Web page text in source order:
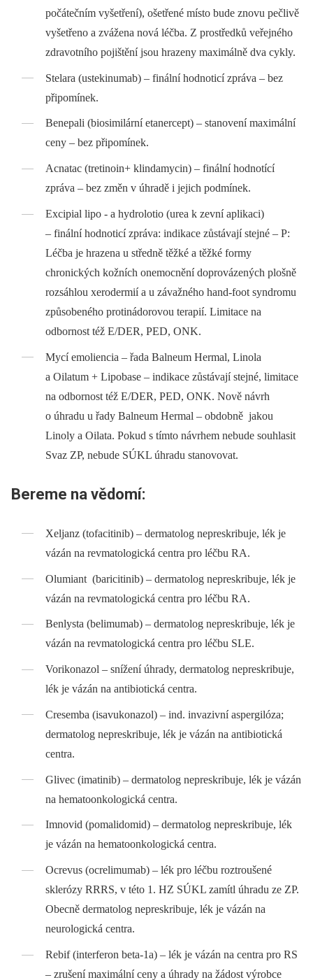
počátečním vyšetření), ošetřené místo bude znovu pečlivě
vyšetřeno a zvážena nová léčba. Z prostředků veřejného
zdravotního pojištění jsou hrazeny maximálně dva cykly.
Stelara (ustekinumab) –⁠ finální hodnoticí zpráva –⁠ bez
připomínek.
Benepali (biosimilární etanercept) –⁠ stanovení maximální
ceny –⁠ bez připomínek.
Acnatac (tretinoin+ klindamycin) –⁠ finální hodnotící
zpráva –⁠ bez změn v úhradě i jejich podmínek.
Excipial lipo -⁠ a hydrolotio (urea k zevní aplikaci)
–⁠ finální hodnoticí zpráva: indikace zůstávají stejné –⁠ P:
Léčba je hrazena u středně těžké a těžké formy
chronických kožních onemocnění doprovázených plošně
rozsáhlou xerodermií a u závažného hand-foot syndromu
způsobeného protinádorovou terapií. Limitace na
odbornost též E/DER, PED, ONK.
Mycí emoliencia –⁠ řada Balneum Hermal, Linola
a Oilatum + Lipobase –⁠ indikace zůstávají stejné, limitace
na odbornost též E/DER, PED, ONK. Nově návrh
o úhradu u řady Balneum Hermal –⁠ obdobně jakou
Linoly a Oilata. Pokud s tímto návrhem nebude souhlasit
Svaz ZP, nebude SÚKL úhradu stanovovat.
Bereme na vědomí:
Xeljanz (tofacitinib) –⁠ dermatolog nepreskribuje, lék je
vázán na revmatologická centra pro léčbu RA.
Olumiant (baricitinib) –⁠ dermatolog nepreskribuje, lék je
vázán na revmatologická centra pro léčbu RA.
Benlysta (belimumab) –⁠ dermatolog nepreskribuje, lék je
vázán na revmatologická centra pro léčbu SLE.
Vorikonazol –⁠ snížení úhrady, dermatolog nepreskribuje,
lék je vázán na antibiotická centra.
Cresemba (isavukonazol) –⁠ ind. invazivní aspergilóza;
dermatolog nepreskribuje, lék je vázán na antibiotická
centra.
Glivec (imatinib) –⁠ dermatolog nepreskribuje, lék je vázán
na hematoonkologická centra.
Imnovid (pomalidomid) –⁠ dermatolog nepreskribuje, lék
je vázán na hematoonkologická centra.
Ocrevus (ocrelimumab) –⁠ lék pro léčbu roztroušené
sklerózy RRRS, v této 1. HZ SÚKL zamítl úhradu ze ZP.
Obecně dermatolog nepreskribuje, lék je vázán na
neurologická centra.
Rebif (interferon beta-1a) –⁠ lék je vázán na centra pro RS
–⁠ zrušení maximální ceny a úhrady na žádost výrobce